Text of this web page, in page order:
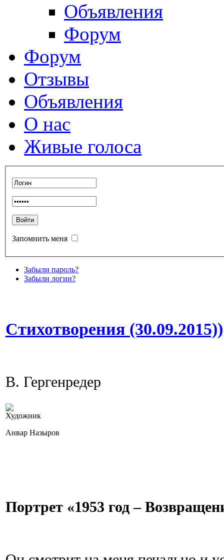
Объявления
Форум
Форум
Отзывы
Объявления
О нас
Живые голоса
Запомнить меня
Забыли пароль?
Забыли логин?
Стихотворения (30.09.2015))
В. Гергенредер
Художник
Анвар Назыров
Портрет «1953 год –